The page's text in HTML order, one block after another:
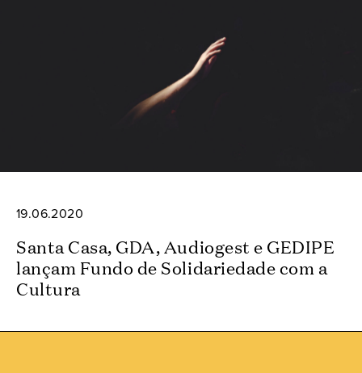
19.06.2020
Santa Casa, GDA, Audiogest e GEDIPE
lançam Fundo de Solidariedade com a
Cultura